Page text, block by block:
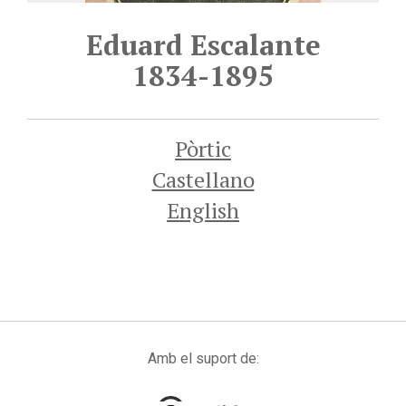
Eduard Escalante
1834-1895
Pòrtic
Castellano
English
Amb el suport de: